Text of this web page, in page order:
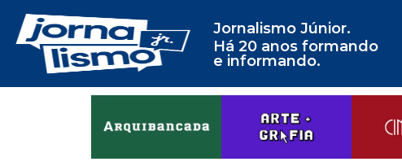
Jornalismo Júnior.
Há 20 anos formando
e informando.